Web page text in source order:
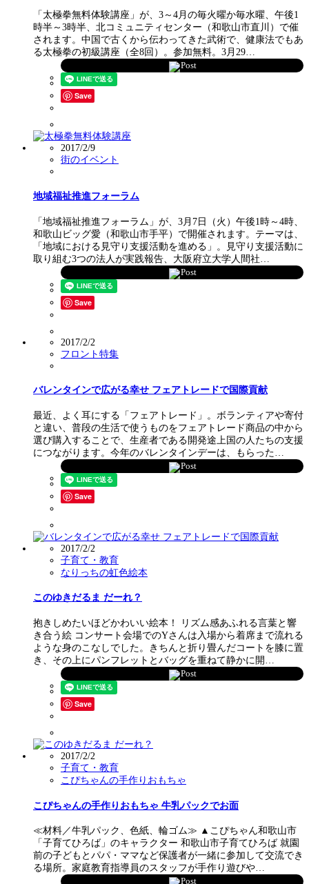
「太極拳無料体験講座」が、3～4月の毎火曜か毎水曜、午後1
時半～3時半、北コミュニティセンター（和歌山市直川）で催
されます。中国で古くから伝わってきた武術で、健康法でもあ
る太極拳の初級講座（全8回）。参加無料。3月29…
Post
Save
2017/2/9
街のイベント
地域福祉推進フォーラム
「地域福祉推進フォーラム」が、3月7日（火）午後1時～4時、
和歌山ビッグ愛（和歌山市手平）で開催されます。テーマは、
「地域における見守り支援活動を進める」。見守り支援活動に
取り組む3つの法人が実践報告、大阪府立大学人間社…
Post
Save
2017/2/2
フロント特集
バレンタインで広がる幸せ フェアトレードで国際貢献
最近、よく耳にする「フェアトレード」。ボランティアや寄付
と違い、普段の生活で使うものをフェアトレード商品の中から
選び購入することで、生産者である開発途上国の人たちの支援
につながります。今年のバレンタインデーは、もらった…
Post
Save
2017/2/2
子育て・教育
なりっちの虹色絵本
このゆきだるま だーれ？
抱きしめたいほどかわいい絵本！ リズム感あふれる言葉と響
き合う絵 コンサート会場でのYさんは入場から着席まで流れる
ような身のこなしでした。きちんと折り畳んだコートを膝に置
き、その上にパンフレットとバッグを重ねて静かに開…
Post
Save
2017/2/2
子育て・教育
こぴちゃんの手作りおもちゃ
こぴちゃんの手作りおもちゃ 牛乳パックでお面
≪材料／牛乳パック、色紙、輪ゴム≫ ▲こぴちゃん和歌山市
「子育てひろば」のキャラクター 和歌山市子育てひろば 就園
前の子どもとパパ・ママなど保護者が一緒に参加して交流でき
る場所。家庭教育指導員のスタッフが手作り遊びや…
Post